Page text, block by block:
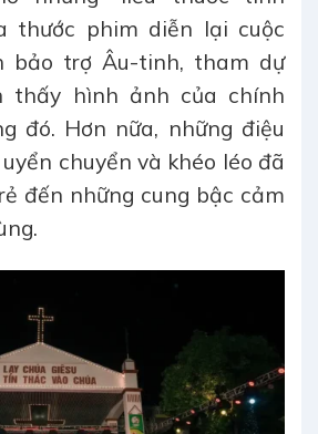
thước phim diễn lại cuộc
bảo trợ Âu-tinh, tham dự
thấy hình ảnh của chính
đó. Hơn nữa, những điệu
chuyển và khéo léo đã
đến những cung bậc cảm